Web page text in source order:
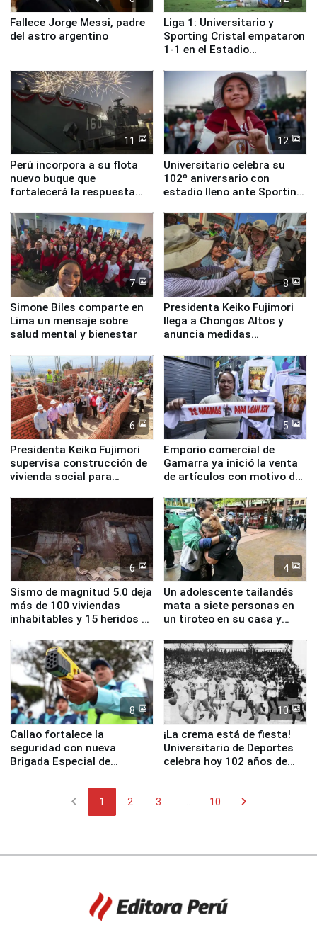
Fallece Jorge Messi, padre
del astro argentino
Liga 1: Universitario y
Sporting Cristal empataron
1-1 en el Estadio
11
Perú incorpora a su flota
nuevo buque que
fortalecerá la respuesta
12
Universitario celebra su
102º aniversario con
estadio lleno ante Sporting
7
Simone Biles comparte en
Lima un mensaje sobre
salud mental y bienestar
8
Presidenta Keiko Fujimori
llega a Chongos Altos y
anuncia medidas
educación, salud y empleo
6
Presidenta Keiko Fujimori
supervisa construcción de
vivienda social para
5
Emporio comercial de
Gamarra ya inició la venta
de artículos con motivo de
6
Sismo de magnitud 5.0 deja
más de 100 viviendas
inhabitables y 15 heridos en
4
Un adolescente tailandés
mata a siete personas en
un tiroteo en su casa y
8
Callao fortalece la
seguridad con nueva
Brigada Especial de
equipamiento para
10
¡La crema está de fiesta!
Universitario de Deportes
celebra hoy 102 años de
chevron_left 1 2 3 10 chevron_right